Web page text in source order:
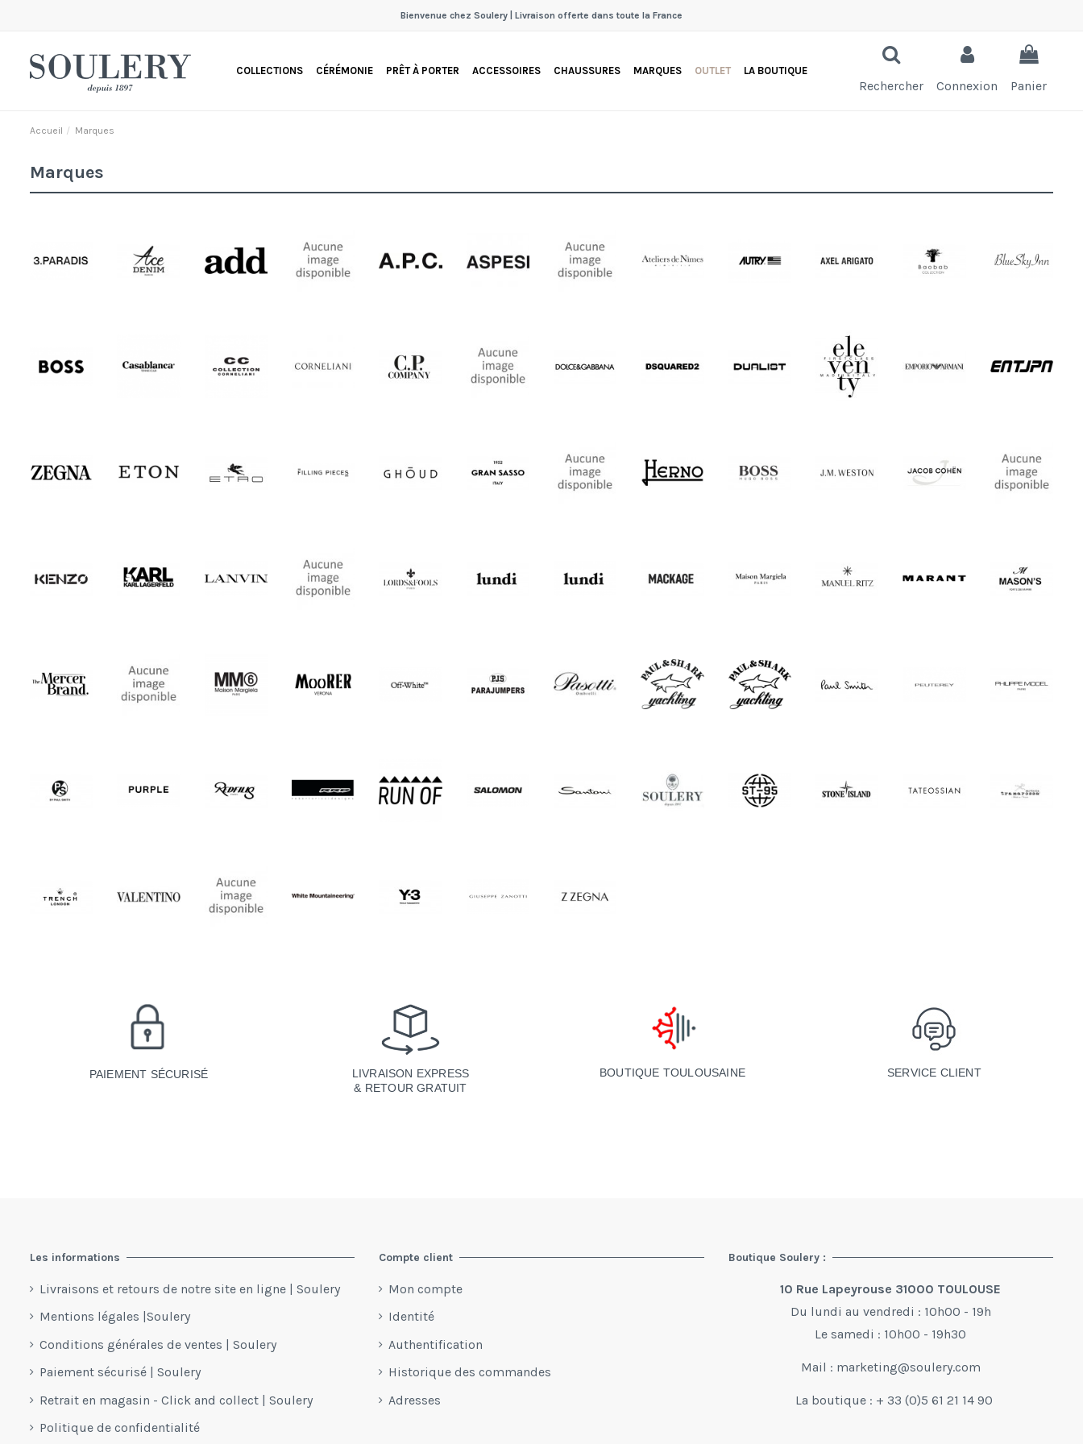
Bienvenue chez Soulery | Livraison offerte dans toute la France
COLLECTIONS CÉRÉMONIE PRÊT À PORTER ACCESSOIRES CHAUSSURES MARQUES OUTLET LA BOUTIQUE
Rechercher Connexion Panier
Accueil Marques
Marques
PAIEMENT SÉCURISÉ
LIVRAISON EXPRESS
& RETOUR GRATUIT
BOUTIQUE TOULOUSAINE SERVICE CLIENT
Les informations
Livraisons et retours de notre site en ligne | Soulery
Mentions légales |Soulery
Conditions générales de ventes | Soulery
Paiement sécurisé | Soulery
Retrait en magasin - Click and collect | Soulery
Politique de confidentialité
Compte client
Mon compte
Identité
Authentification
Historique des commandes
Adresses
Boutique Soulery :
10 Rue Lapeyrouse 31000 TOULOUSE
Du lundi au vendredi : 10h00 - 19h
Le samedi : 10h00 - 19h30
Mail : marketing@soulery.com
La boutique : + 33 (0)5 61 21 14 90